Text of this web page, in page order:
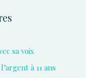
sa voix
à 11 ans